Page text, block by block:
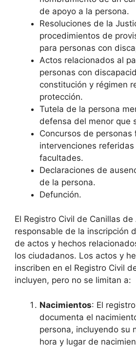
de apoyo a la persona.
Resoluciones de la
procedimientos de
para personas con
Actos relacionados al
personas con
constitución y régimen
protección.
Tutela de la persona
defensa del menor que
Concursos de personas
intervenciones
facultades.
Declaraciones de
de la persona.
Defunción.
El Registro Civil de Canillas
responsable de la inscripción
de actos y hechos
los ciudadanos. Los actos y
inscriben en el Registro Civil
incluyen, pero no se limitan a:
Nacimientos: El
documenta el
persona, incluyendo su
hora y lugar de